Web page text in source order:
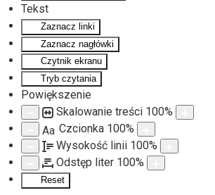
Tekst
Zaznacz linki
Zaznacz nagłówki
Czytnik ekranu
Tryb czytania
Powiększenie
Skalowanie treści 100%
Aa Czcionka 100%
Wysokość linii 100%
Odstęp liter 100%
Reset